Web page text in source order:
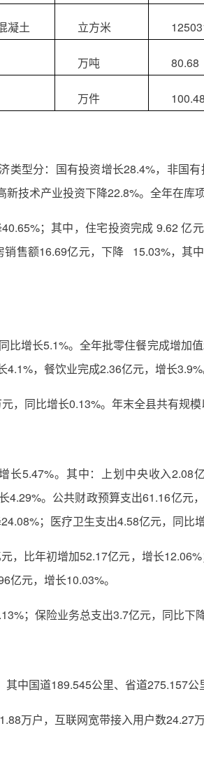
凝土 立方米
万吨 80.68
万件 100.48
类型分：国有投资增长28.4%，非国
技术产业投资下降22.8%。全年在库
；其中，住宅投资完成 9.62 亿
售额16.69亿元，下降 15.03%，其
比增长5.1%。全年批零住餐完成增加
，餐饮业完成2.36亿元，增长3.9%
，同比增长0.13%。年末全县共有规模
长5.47%。其中：上划中央收入
4.29%。公共财政预算支出61.16亿
；医疗卫生支出4.58亿元，同比
，比年初增加52.17亿元，增长
亿元，增长10.03%。
；保险业务总支出3.7亿元，同比下降
中国道189.545公里、省道275.157
万户，互联网宽带接入用户数24.27